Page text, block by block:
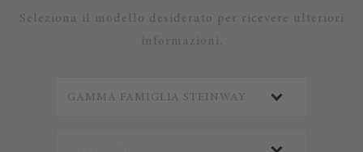
Seleziona il modello desiderato per ricevere ulteriori
informazioni.